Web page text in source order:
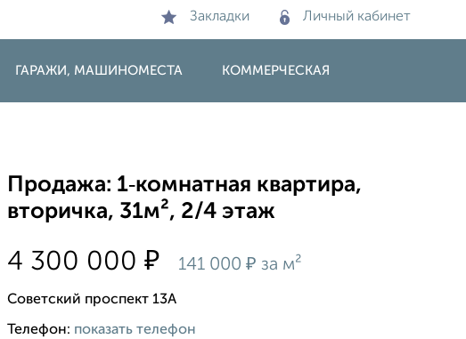
Закладки Личный кабинет
ГАРАЖИ, МАШИНОМЕСТА КОММЕРЧЕСКАЯ
Продажа: 1‑комнатная квартира,
вторичка, 31м², 2/4 этаж
4 300 000₽ 141 000₽ за м²
Советский проспект 13А
Телефон: показать телефон